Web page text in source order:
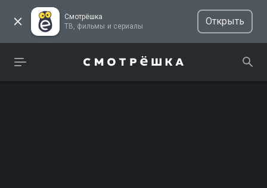
Смотрёшка
ТВ, фильмы и сериалы
Открыть